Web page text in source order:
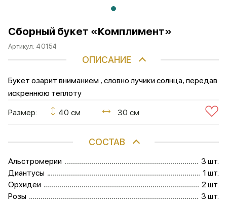
Сборный букет «Комплимент»
Артикул: 40154
ОПИСАНИЕ
Букет озарит вниманием , словно лучики солнца, передав
искреннюю теплоту
Размер:
40 см 30 см
СОСТАВ
Альстромерии
3 шт.
Диантусы
1 шт.
Орхидеи
2 шт.
Розы
3 шт.